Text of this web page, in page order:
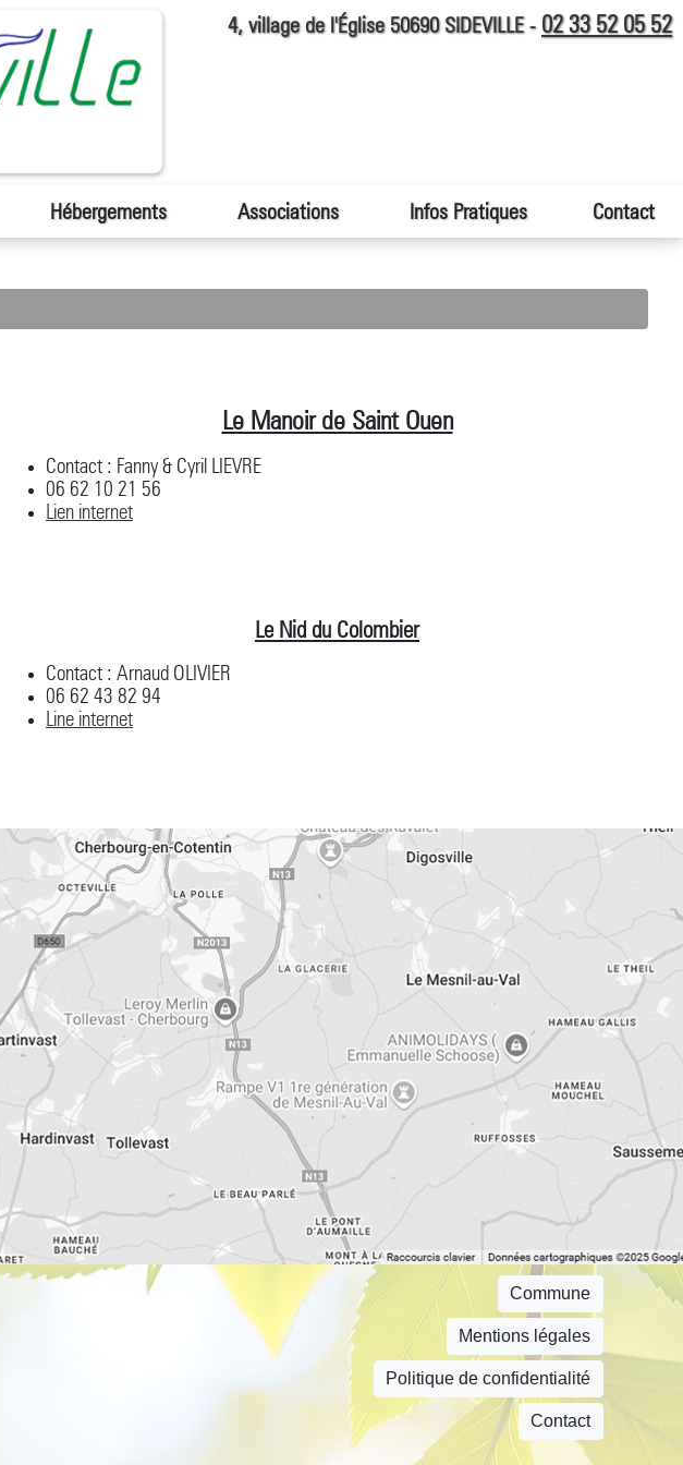
Hébergements Associations Infos Pratiques Contact
4, village de l'Église 50690 SIDEVILLE - 02 33 52 05 52
Le Manoir de Saint Ouen
Contact : Fanny & Cyril LIEVRE
06 62 10 21 56
Lien internet
Le Nid du Colombier
Contact : Arnaud OLIVIER
06 62 43 82 94
Line internet
Commune
Mentions légales
Politique de confidentialité
Contact